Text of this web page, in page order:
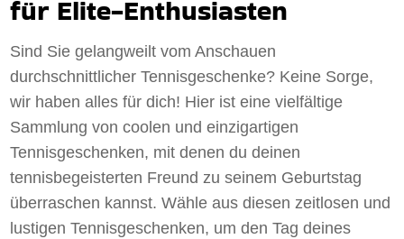
für Elite-Enthusiasten
Sind Sie gelangweilt vom Anschauen
durchschnittlicher Tennisgeschenke? Keine Sorge,
wir haben alles für dich! Hier ist eine vielfältige
Sammlung von coolen und einzigartigen
Tennisgeschenken, mit denen du deinen
tennisbegeisterten Freund zu seinem Geburtstag
überraschen kannst. Wähle aus diesen zeitlosen und
lustigen Tennisgeschenken, um den Tag deines